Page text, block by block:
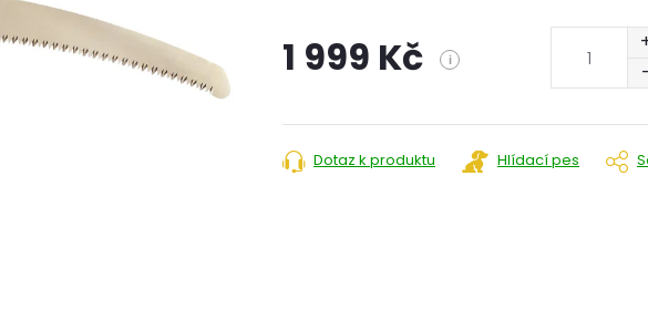
1 999 Kč i
Dotaz k produktu Hlídací pes